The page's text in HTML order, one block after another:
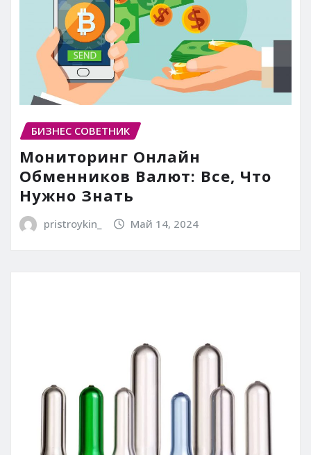
БИЗНЕС СОВЕТНИК
Мониторинг Онлайн
Обменников Валют: Все, Что
Нужно Знать
pristroykin_ Май 14, 2024